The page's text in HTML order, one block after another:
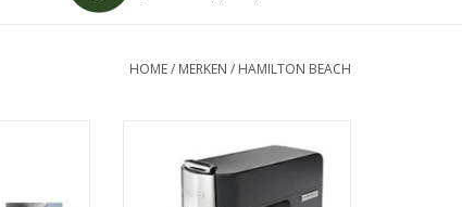
HOME/ MERKEN / HAMILTON BEACH
heeft
de
veelzijdige planeetmenger van
Hamilton Beach. Ideaal voor in
de (groot)keuken, bakkerij,